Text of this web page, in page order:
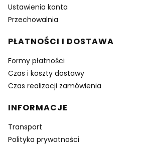
Ustawienia konta
Przechowalnia
PŁATNOŚCI I DOSTAWA
Formy płatności
Czas i koszty dostawy
Czas realizacji zamówienia
INFORMACJE
Transport
Polityka prywatności